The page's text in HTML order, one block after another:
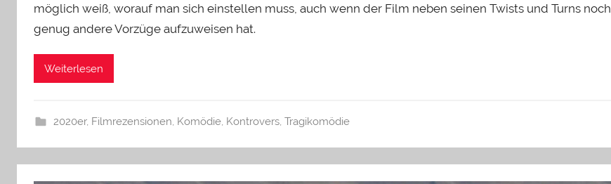
möglich weiß, worauf man sich einstellen muss, auch wenn der Film neben seinen Twists und Turns noch
genug andere Vorzüge aufzuweisen hat.
Weiterlesen
2020er, Filmrezensionen, Komödie, Kontrovers, Tragikomödie